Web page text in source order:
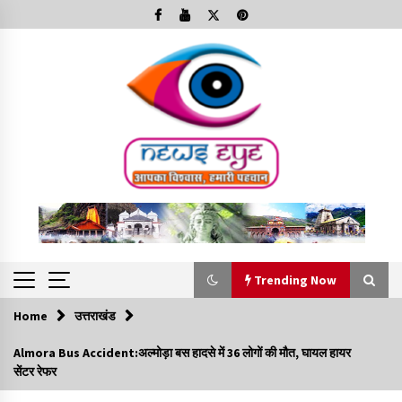
to
Trending Now
Trending Now
कार्यक्रम में शामिल हुए सीएम,आधुनिक मदरसों का नाम अब्दुल कलाम के नाम
Home उत्तराखंड
Almora Bus Accident:अल्मोड़ा बस हादसे में 36 लोगों की मौत, घायल हायर
सेंटर रेफर